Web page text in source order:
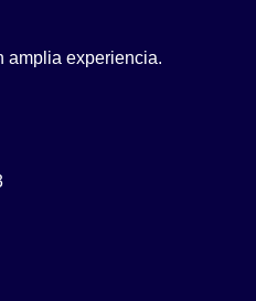
amplia experiencia.